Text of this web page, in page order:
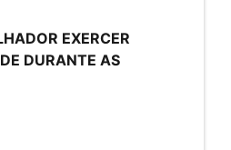
EXERCER
DURANTE AS